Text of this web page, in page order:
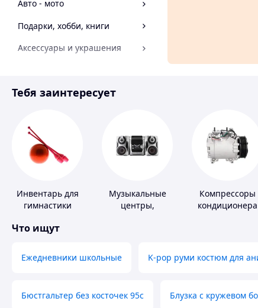
Авто - мото
Подарки, хобби, книги
Аксессуары и украшения
Спорт и отдых
Тебя заинтересует
Инвентарь для
гимнастики
Музыкальные
центры,
Компрессоры
кондиционера
Что ищут
Ежедневники школьные K-pop руми костюм для
Бюстгальтер без косточек 95с Блузка с кружевом